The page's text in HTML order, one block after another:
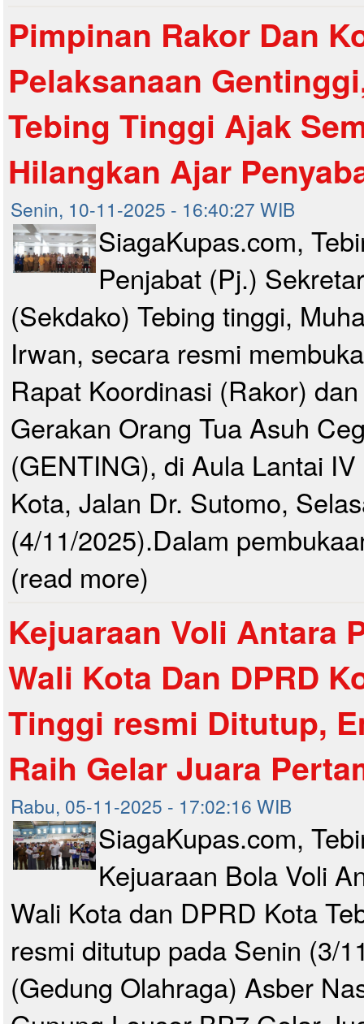
Pimpinan Rakor Dan
Pelaksanaan
Tebing Tinggi Ajak
Hilangkan Ajar
Senin, 10-11-2025 - 16:40:27 WIB
SiagaKupas.com,
Penjabat (Pj.)
(Sekdako) Tebing tinggi,
Irwan, secara resmi
Rapat Koordinasi (Rakor)
Gerakan Orang Tua Asuh
(GENTING), di Aula Lantai
Kota, Jalan Dr. Sutomo,
(4/11/2025).Dalam
(read more)
Kejuaraan Voli Antara
Wali Kota Dan DPRD
Tinggi resmi Ditutup,
Raih Gelar Juara
Rabu, 05-11-2025 - 17:02:16 WIB
SiagaKupas.com,
Kejuaraan Bola Voli
Wali Kota dan DPRD Kota
resmi ditutup pada Senin (3/
(Gedung Olahraga) Asber